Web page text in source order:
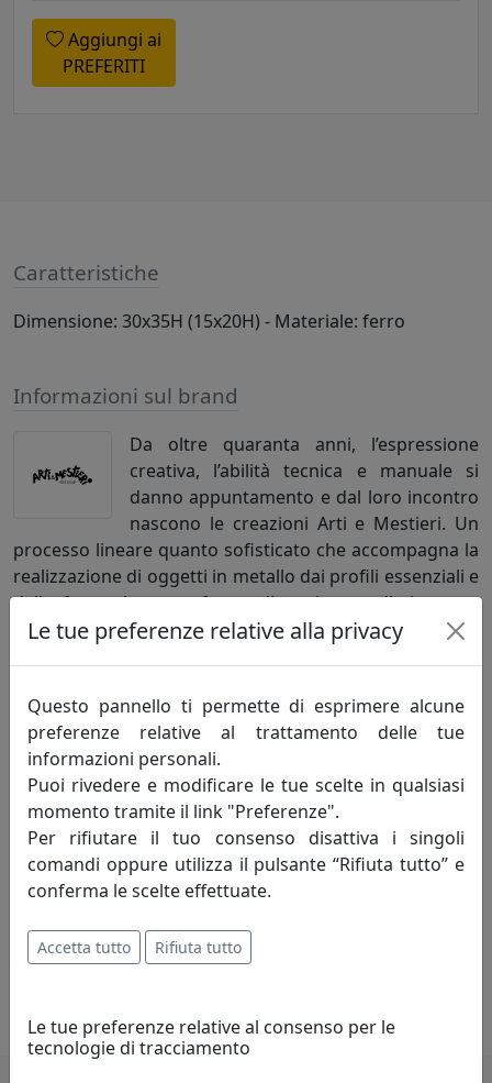
Aggiungi ai
PREFERITI
Caratteristiche
Dimensione: 30x35H (15x20H) - Materiale: ferro
Informazioni sul brand
Da oltre quaranta anni, l’espressione
creativa, l’abilità tecnica e manuale si
danno appuntamento e dal loro incontro
nascono le creazioni Arti e Mestieri. Un
processo lineare quanto sofisticato che accompagna la
realizzazione di oggetti in metallo dai profili essenziali e
dalle forme leggere, frutto di un lavoro di ricerca e
design fatto esclusivamente in Italia.
pezzo. Due elementi talvolta opposti ma conciliabili
grazie a quel mix di stile e capacità tecnica che
costituisce il tratto distintivo del nostro marchio.
Il processo creativo invece attinge a luoghi spesso
inaspettati. La creatività di Massimo Tani, depositario
dello spirito creativo che anima da anni Arti e Mestieri,
si alimenta di atmosfere e dettagli ludici, talvolta
oltre vent’anni porta il proprio punto di vista nella
progettazione di ogni pezzo, aggiungendo una visione
Le tue preferenze relative alla privacy
Questo pannello ti permette di esprimere alcune
preferenze relative al trattamento delle tue
informazioni personali.
Puoi rivedere e modificare le tue scelte in qualsiasi
momento tramite il link "Preferenze".
Per rifiutare il tuo consenso disattiva i singoli
comandi oppure utilizza il pulsante “Rifiuta tutto” e
conferma le scelte effettuate.
Accetta tutto Rifiuta tutto
Le tue preferenze relative al consenso per le
tecnologie di tracciamento